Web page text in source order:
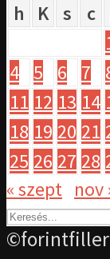
h
K s c
4 5 6 7
11 12 13 14
18 19 20 21
25 26 27 28
« szept nov